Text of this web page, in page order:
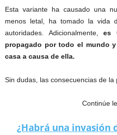
Esta variante ha causado una
menos letal, ha tomado la vida
autoridades. Adicionalmente,es
propagado por todo el mundo
casa a causa de ella.
Sin dudas, las consecuencias de la
Continúe
¿Habrá una invasión